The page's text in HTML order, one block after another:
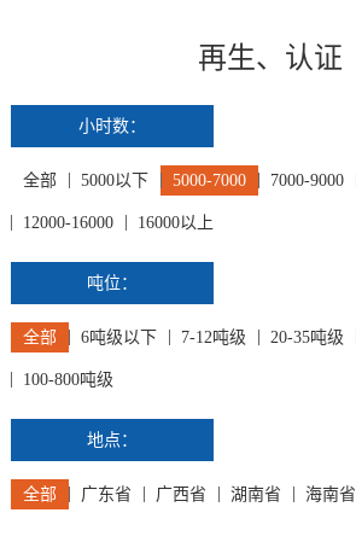
再生、认证
小时数：
全部 5000以下 5000-7000 7000-9000
12000-16000 16000以上
吨位：
全部 6吨级以下 7-12吨级 20-35吨级
100-800吨级
地点：
全部 广东省 广西省 湖南省 海南省